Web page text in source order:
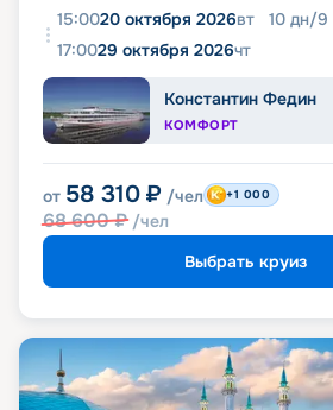
15:0020 октября 2026вт 10 дн/9
17:0029 октября 2026чт
Константин Федин
КОМФОРТ
от 58 310 ₽ /чел
68 600₽ /чел
+1 000
Выбрать круиз